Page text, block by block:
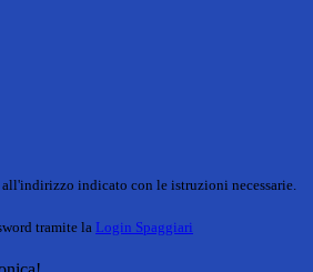
indicato con le istruzioni necessarie.
tramite la Login Spaggiari